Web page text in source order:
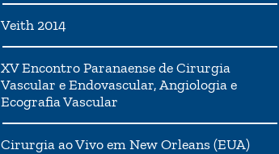
Veith 2014
XV Encontro Paranaense de Cirurgia
Vascular e Endovascular, Angiologia e
Ecografia Vascular
Cirurgia ao Vivo em New Orleans (EUA)